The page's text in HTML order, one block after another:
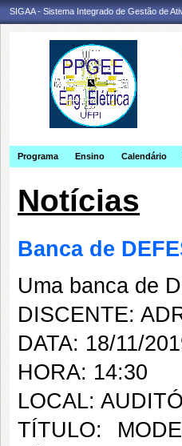
SIGAA - Sistema Integrado de Gestão de
Programa Ensino Calendário
Notícias
Banca de
Uma banca de
DISCENTE:
DATA: 18/11/
HORA: 14:30
LOCAL:
TÍTULO: